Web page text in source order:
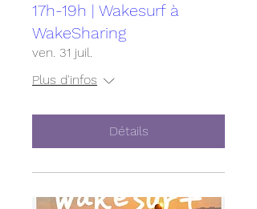
17h-19h | Wakesurf à
WakeSharing
ven. 31 juil.
Plus d'infos
Détails